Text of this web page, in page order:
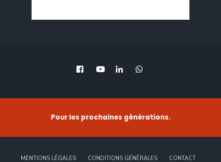
Pour les prochaines générations.
MENTIONS LÉGALES CONDITIONS GÉNÉRALES CONTACT